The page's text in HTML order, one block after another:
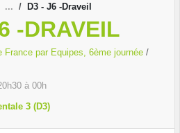
D3 - J6 -Draveil
-DRAVEIL
France par Equipes, 6ème journée /
à 00h
3 (D3)